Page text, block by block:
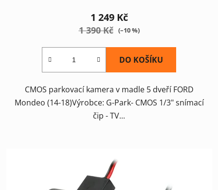
1 249 Kč
1 390 Kč (–10 %)
DO KOŠÍKU
CMOS parkovací kamera v madle 5 dveří FORD
Mondeo (14-18)Výrobce: G-Park- CMOS 1/3" snímací
čip - TV...